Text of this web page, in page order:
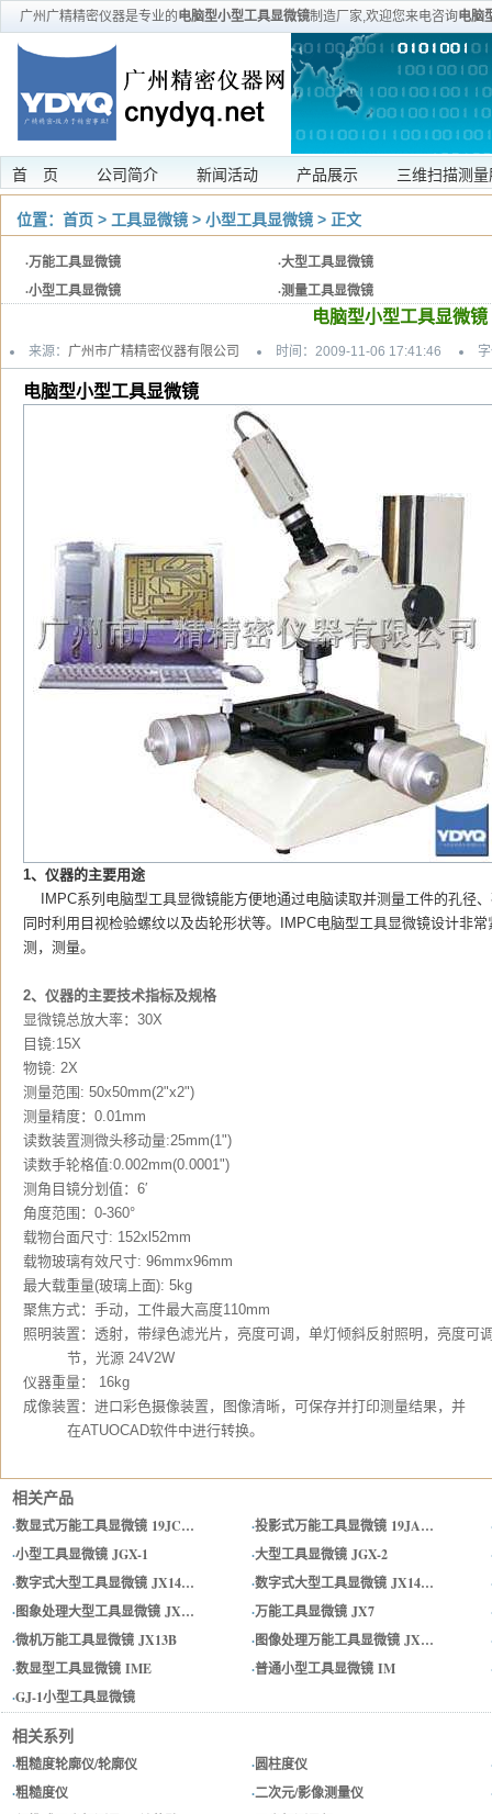
广州广精精密仪器是专业的电脑型小型工具显微镜制造厂家,欢迎您来电咨询电脑
首 页 公司简介 新闻活动 产品展示 三维扫描测
位置： 首页 > 工具显微镜 > 小型工具显微镜 > 正文
·万能工具显微镜 ·大型工具显微镜
·小型工具显微镜 ·测量工具显微镜
电脑型小型工具显微镜
来源： 广州市广精精密仪器有限公司 时间：2009-11-06 17:41:46
电脑型小型工具显微镜
1、仪器的主要用途
IMPC系列电脑型工具显微镜能方便地通过电脑读取并测量工件的孔径
同时利用目视检验螺纹以及齿轮形状等。IMPC电脑型工具显微镜设计非
测，测量。
2、仪器的主要技术指标及规格
显微镜总放大率：30X
目镜:15X
物镜: 2X
测量范围: 50x50mm(2"x2")
测量精度：0.01mm
读数装置测微头移动量:25mm(1")
读数手轮格值:0.002mm(0.0001")
测角目镜分划值：6′
角度范围：0-360°
载物台面尺寸: 152xl52mm
载物玻璃有效尺寸: 96mmx96mm
最大载重量(玻璃上面): 5kg
聚焦方式：手动，工件最大高度110mm
照明装置：透射，带绿色滤光片，亮度可调，单灯倾斜反射照明，亮度可
节，光源 24V2W
仪器重量： 16kg
成像装置：进口彩色摄像装置，图像清晰，可保存并打印测量结果，并
在ATUOCAD软件中进行转换。
相关产品
·数显式万能工具显微镜 19JC… ·投影式万能工具显微镜 19JA…
·小型工具显微镜 JGX-1 ·大型工具显微镜 JGX-2
·数字式大型工具显微镜 JX14… ·数字式大型工具显微镜 JX14…
·图象处理大型工具显微镜 JX… ·万能工具显微镜 JX7
·微机万能工具显微镜 JX13B ·图像处理万能工具显微镜 JX…
·数显型工具显微镜 IME ·普通小型工具显微镜 IM
·GJ-1小型工具显微镜
相关系列
·粗糙度轮廓仪/轮廓仪 ·圆柱度仪
·粗糙度仪 ·二次元/影像测量仪